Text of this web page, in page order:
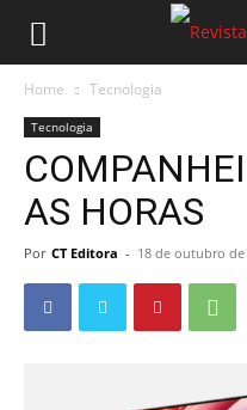
Home Tecnologia
Tecnologia
AS HORAS
Por CT Editora - 18 de outubro de